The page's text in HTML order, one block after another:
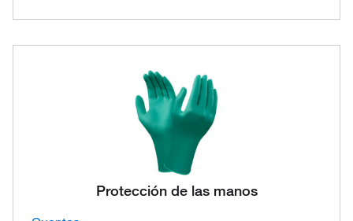
Protección de las manos